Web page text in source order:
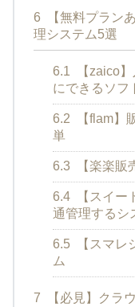
6
【無料プラン
理システム5選
6.1
【zaico
にできるソフ
6.2
【flam】
単
6.3 【楽楽販
6.4
【スイー
通管理するシ
6.5
【スマレ
ム
7
【必見】クラ